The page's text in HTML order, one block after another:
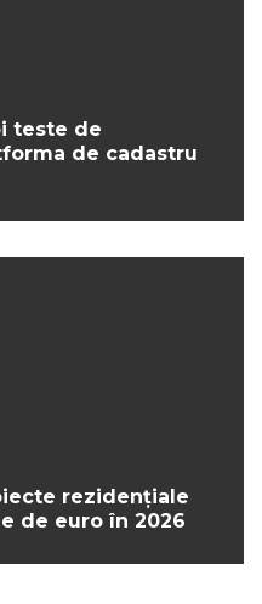
teste de
de cadastru
rezidențiale
de euro în 2026